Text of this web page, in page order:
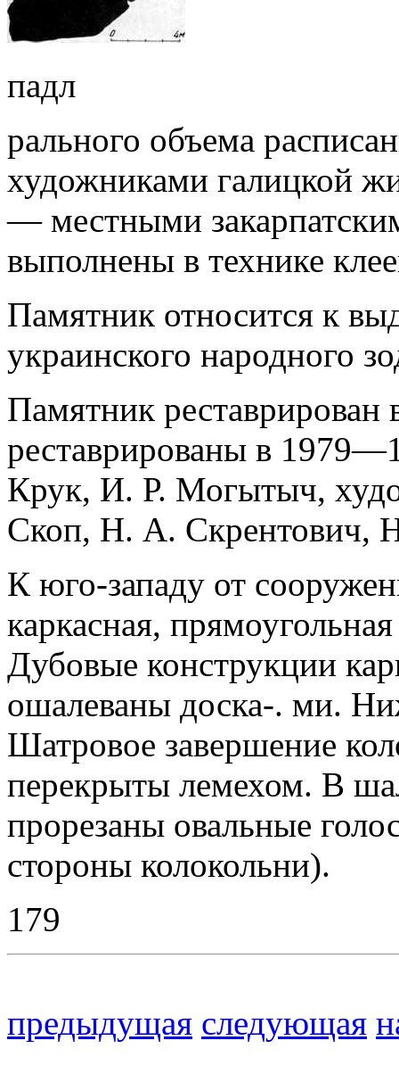
падл
рального объема
художниками галицкой
— местными
выполнены в технике
Памятник относится к
украинского народного
Памятник
реставрированы в
Крук, И. Р. Могытыч,
Скоп, Н. А. Скрентович,
К юго-западу от
каркасная,
Дубовые конструкции
ошалеваны доска-. ми.
Шатровое завершение
перекрыты лемехом. В
прорезаны овальные
стороны колокольни).
179
предыдущая следующая